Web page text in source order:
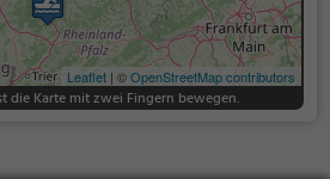
Leaflet | ©OpenStreetMap contributors
die Karte mit zwei Fingern bewegen.